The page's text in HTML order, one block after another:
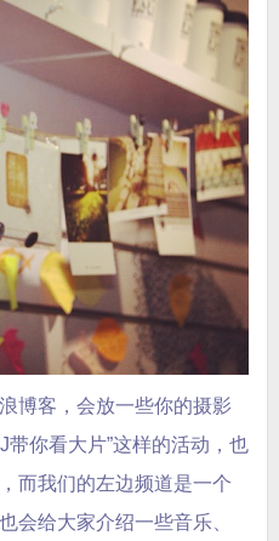
博客，会放一些你的摄影
带你看大片”这样的活动，也
而我们的左边频道是一个
会给大家介绍一些音乐、